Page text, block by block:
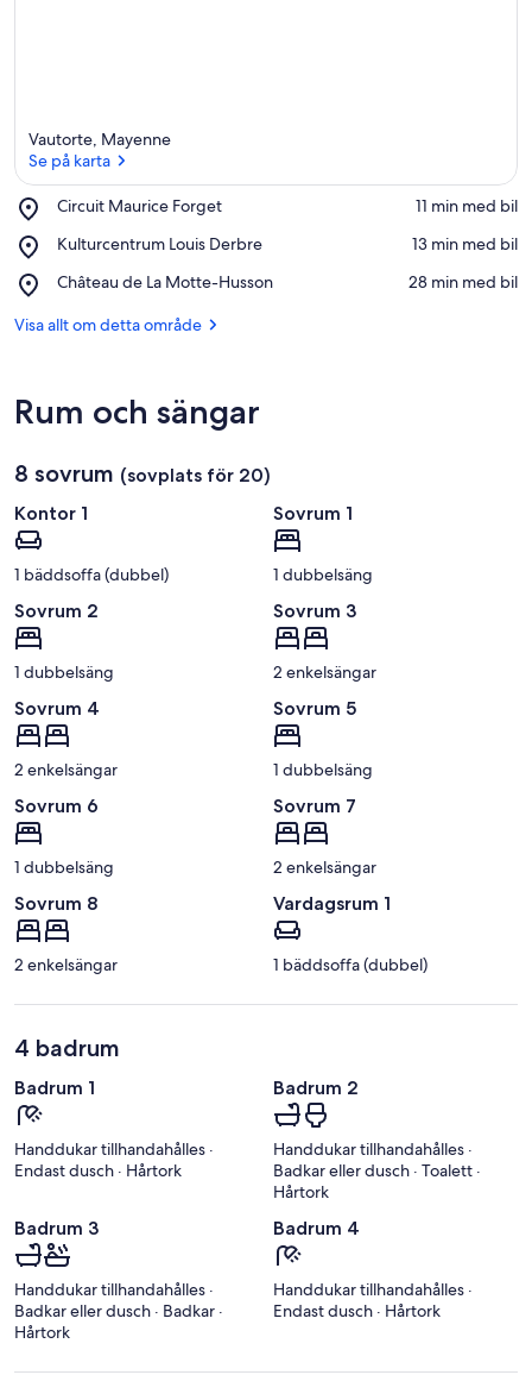
Vautorte, Mayenne
Se på karta
Circuit Maurice Forget
Place,
Maurice
‪11 min med bil‬
Kulturcentrum Louis Derbre
Place,
Louis
‪13 min med bil‬
Château de La Motte-Husson
Place,
de
‪28 min med bil‬
Visa allt om detta område
Rum och sängar
8 sovrum (sovplats för 20)
Kontor 1
1 bäddsoffa (dubbel)
Sovrum 1
1 dubbelsäng
Sovrum 2
1 dubbelsäng
Sovrum 3
2 enkelsängar
Sovrum 4
2 enkelsängar
Sovrum 5
1 dubbelsäng
Sovrum 6
1 dubbelsäng
Sovrum 7
2 enkelsängar
Sovrum 8
2 enkelsängar
Vardagsrum 1
1 bäddsoffa (dubbel)
4 badrum
Badrum 1
Handdukar tillhandahålles ·
Endast dusch · Hårtork
Badrum 2
Handdukar tillhandahålles ·
Badkar eller dusch · Toalett ·
Hårtork
Badrum 3
Handdukar tillhandahålles ·
Badkar eller dusch · Badkar ·
Hårtork
Badrum 4
Handdukar tillhandahålles ·
Endast dusch · Hårtork